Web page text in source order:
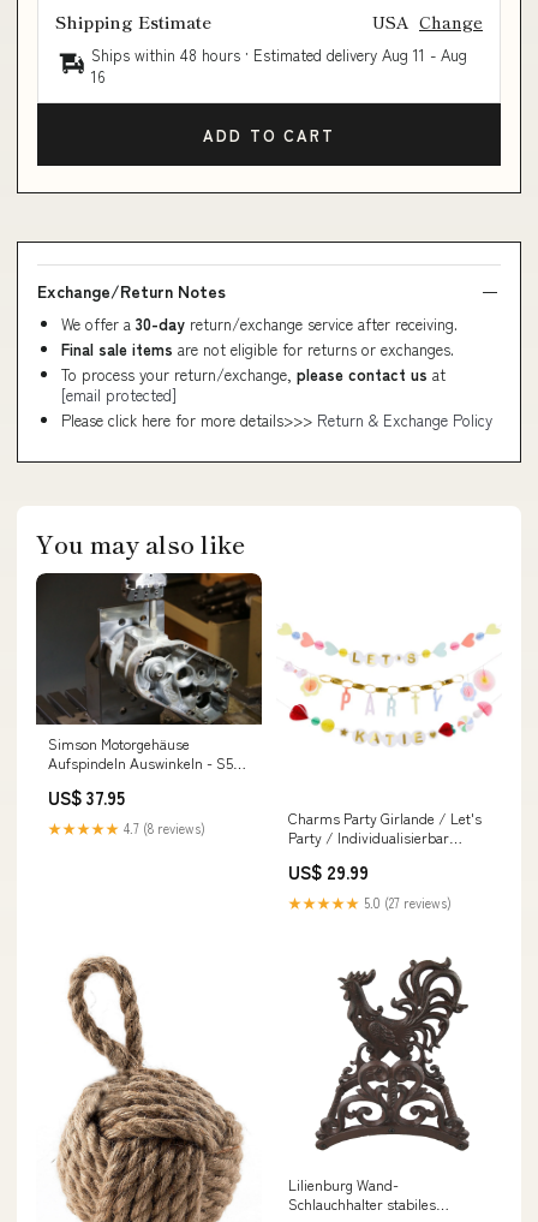
Shipping Estimate USA Change
Ships within 48 hours · Estimated delivery Aug 11 - Aug
16
ADD TO CART
Exchange/Return Notes
We offer a 30-day return/exchange service after receiving.
Final sale items are not eligible for returns or exchanges.
To process your return/exchange, please contact us at
[email protected]
Please click here for more details>>> Return & Exchange Policy
You may also like
Simson Motorgehäuse
Aufspindeln Auswinkeln - S51,
US$ 37.95
★★★★★ 4.7 (8 reviews)
Charms Party Girlande / Let's
Party / Individualisierbar
US$ 29.99
★★★★★ 5.0 (27 reviews)
Lilienburg Wand-
Schlauchhalter stabiles